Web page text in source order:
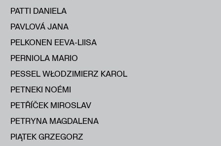
PATTI DANIELA
PAVLOVÁ JANA
PELKONEN EEVA-LIISA
PERNIOLA MARIO
PESSEL WŁODZIMIERZ KAROL
PETNEKI NOÉMI
PETŘÍČEK MIROSLAV
PETRYNA MAGDALENA
PIĄTEK GRZEGORZ